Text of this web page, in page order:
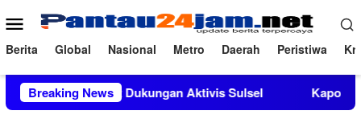
ke
konten
Menu
Mobile
Berita Global Nasional Metro Daerah Peristiwa
Breaking News
Dukungan Aktivis Sulsel Kapolres Polewali